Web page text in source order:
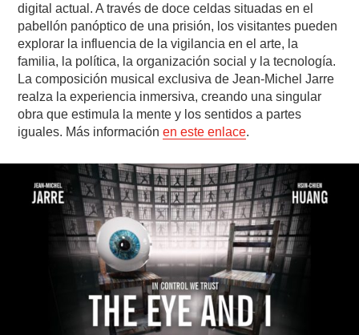
digital actual. A través de doce celdas situadas en el
pabellón panóptico de una prisión, los visitantes pueden
explorar la influencia de la vigilancia en el arte, la
familia, la política, la organización social y la tecnología.
La composición musical exclusiva de Jean-Michel Jarre
realza la experiencia inmersiva, creando una singular
obra que estimula la mente y los sentidos a partes
iguales. Más informaciónen este enlace.